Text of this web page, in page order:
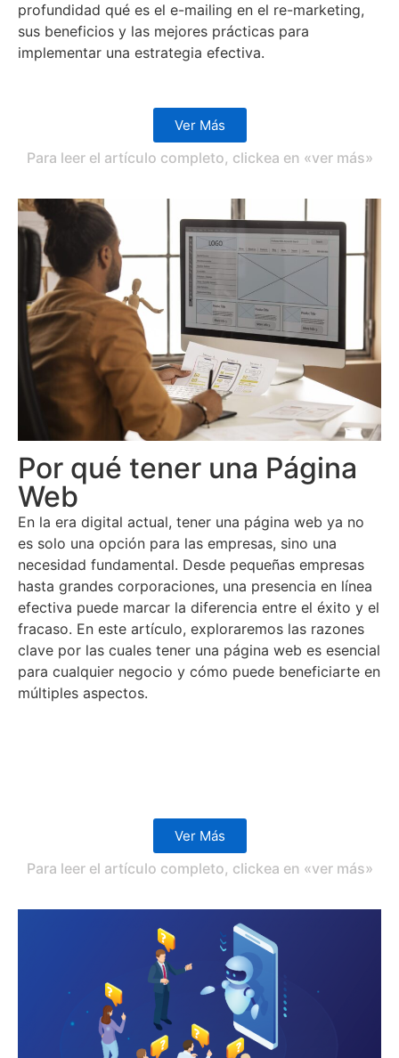
profundidad qué es el e-mailing en el re-marketing,
sus beneficios y las mejores prácticas para
implementar una estrategia efectiva.
Ver Más
Para leer el artículo completo, clickea en «ver más»
Por qué tener una Página
Web
En la era digital actual, tener una página web ya no
es solo una opción para las empresas, sino una
necesidad fundamental. Desde pequeñas empresas
hasta grandes corporaciones, una presencia en línea
efectiva puede marcar la diferencia entre el éxito y el
fracaso. En este artículo, exploraremos las razones
clave por las cuales tener una página web es esencial
para cualquier negocio y cómo puede beneficiarte en
múltiples aspectos.
Ver Más
Para leer el artículo completo, clickea en «ver más»